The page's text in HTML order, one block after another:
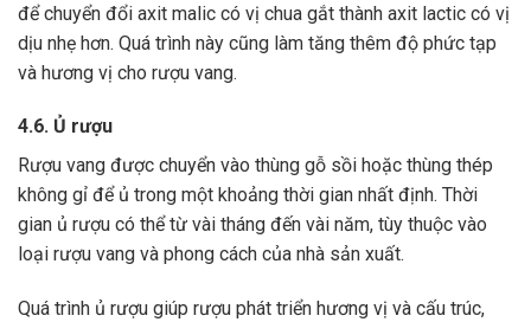
để chuyển đổi axit malic có vị chua gắt thành axit lactic có vị
dịu nhẹ hơn. Quá trình này cũng làm tăng thêm độ phức tạp
và hương vị cho rượu vang.
4.6. Ủ rượu
Rượu vang được chuyển vào thùng gỗ sồi hoặc thùng thép
không gỉ để ủ trong một khoảng thời gian nhất định. Thời
gian ủ rượu có thể từ vài tháng đến vài năm, tùy thuộc vào
loại rượu vang và phong cách của nhà sản xuất.
Quá trình ủ rượu giúp rượu phát triển hương vị và cấu trúc,